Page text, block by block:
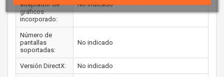
adaptador de
gráficos
incorporado:
No indicado
Número de
pantallas
soportadas:
No indicado
Versión DirectX: No indicado